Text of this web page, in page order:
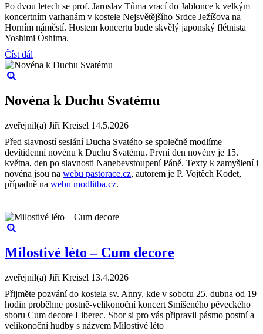
Po dvou letech se prof. Jaroslav Tůma vrací do Jablonce k velkým
koncertním varhanám v kostele Nejsvětějšího Srdce Ježíšova na
Horním náměstí. Hostem koncertu bude skvělý japonský flétnista
Yoshimi Óshima.
Číst dál
Novéna k Duchu Svatému
zveřejnil(a) Jiří Kreisel 14.5.2026
Před slavností seslání Ducha Svatého se společně modlíme
devítidenní novénu k Duchu Svatému. První den novény je 15.
května, den po slavnosti Nanebevstoupení Páně. Texty k zamyšlení i
novéna jsou na webu pastorace.cz, autorem je P. Vojtěch Kodet,
případně na webu modlitba.cz.
Milostivé léto – Cum decore
zveřejnil(a) Jiří Kreisel 13.4.2026
Přijměte pozvání do kostela sv. Anny, kde v sobotu 25. dubna od 19
hodin proběhne postně-velikonoční koncert Smíšeného pěveckého
sboru Cum decore Liberec. Sbor si pro vás připravil pásmo postní a
velikonoční hudby s názvem Milostivé léto